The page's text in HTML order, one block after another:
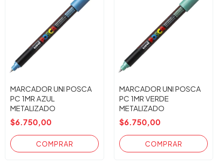
MARCADOR UNI POSCA
PC 1MR AZUL
METALIZADO
$6.750,00
MARCADOR UNI POSCA
PC 1MR VERDE
METALIZADO
$6.750,00